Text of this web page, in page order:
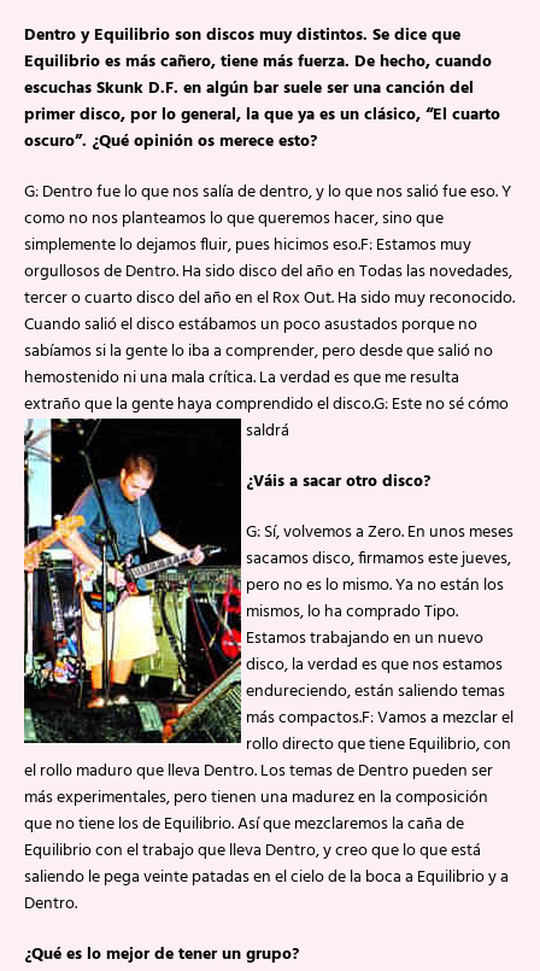
Dentro y Equilibrio son discos muy distintos. Se dice que
Equilibrio es más cañero, tiene más fuerza. De hecho, cuando
escuchas Skunk D.F. en algún bar suele ser una canción del
primer disco, por lo general, la que ya es un clásico, “El cuarto
oscuro”. ¿Qué opinión os merece esto?
G: Dentro fue lo que nos salía de dentro, y lo que nos salió fue eso. Y
como no nos planteamos lo que queremos hacer, sino que
simplemente lo dejamos fluir, pues hicimos eso.F: Estamos muy
orgullosos de Dentro. Ha sido disco del año en Todas las novedades,
tercer o cuarto disco del año en el Rox Out. Ha sido muy reconocido.
Cuando salió el disco estábamos un poco asustados porque no
sabíamos si la gente lo iba a comprender, pero desde que salió no
hemostenido ni una mala crítica. La verdad es que me resulta
extraño que la gente haya comprendido el disco.G: Este no sé cómo
saldrá
¿Váis a sacar otro disco?
G: Sí, volvemos a Zero. En unos meses
sacamos disco, firmamos este jueves,
pero no es lo mismo. Ya no están los
mismos, lo ha comprado Tipo.
Estamos trabajando en un nuevo
disco, la verdad es que nos estamos
endureciendo, están saliendo temas
más compactos.F: Vamos a mezclar el
rollo directo que tiene Equilibrio, con
el rollo maduro que lleva Dentro. Los temas de Dentro pueden ser
más experimentales, pero tienen una madurez en la composición
que no tiene los de Equilibrio. Así que mezclaremos la caña de
Equilibrio con el trabajo que lleva Dentro, y creo que lo que está
saliendo le pega veinte patadas en el cielo de la boca a Equilibrio y a
Dentro.
¿Qué es lo mejor de tener un grupo?